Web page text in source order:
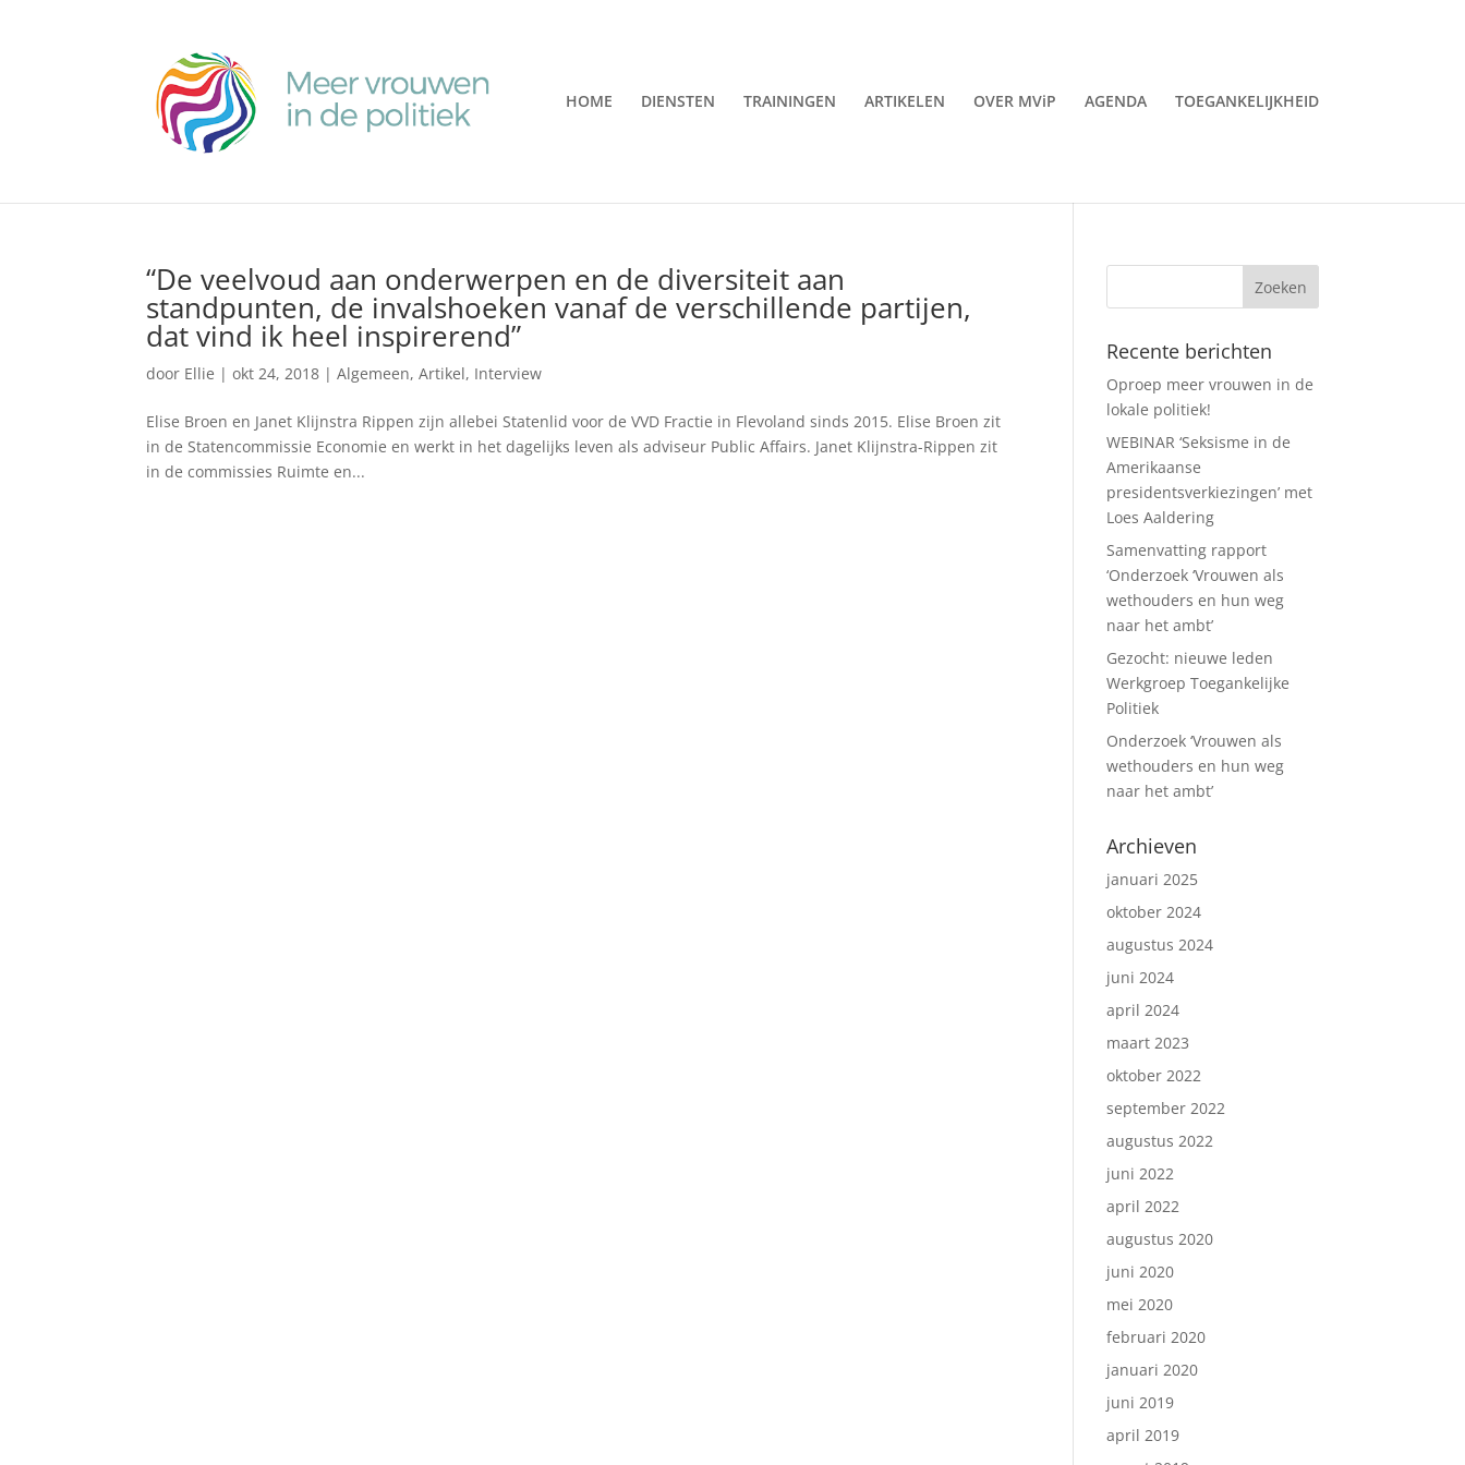
HOME DIENSTEN TRAININGEN ARTIKELEN OVER MViP AGENDA TOEGANKELIJKHEID
“De veelvoud aan onderwerpen en de diversiteit aan
standpunten, de invalshoeken vanaf de verschillende partijen,
dat vind ik heel inspirerend”
door Ellie |okt 24, 2018 |Algemeen,Artikel, Interview
Elise Broen en Janet Klijnstra Rippen zijn allebei Statenlid voor de VVD Fractie in Flevoland sinds 2015. Elise Broen zit
in de Statencommissie Economie en werkt in het dagelijks leven als adviseur Public Affairs. Janet Klijnstra-Rippen zit
in de commissies Ruimte en...
Recente berichten
Oproep meer vrouwen in de
lokale politiek!
WEBINAR ‘Seksisme in de
Amerikaanse
presidentsverkiezingen’ met
Loes Aaldering
Samenvatting rapport
‘Onderzoek ‘Vrouwen als
wethouders en hun weg
naar het ambt’
Gezocht: nieuwe leden
Werkgroep Toegankelijke
Politiek
Onderzoek ‘Vrouwen als
wethouders en hun weg
naar het ambt’
Archieven
januari 2025
oktober 2024
augustus 2024
juni 2024
april 2024
maart 2023
oktober 2022
september 2022
augustus 2022
juni 2022
april 2022
augustus 2020
juni 2020
mei 2020
februari 2020
januari 2020
juni 2019
april 2019